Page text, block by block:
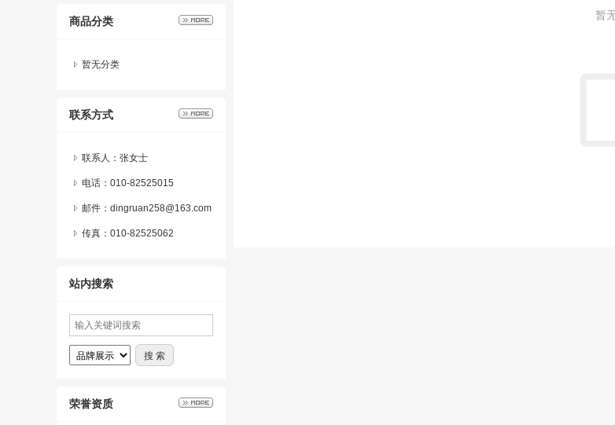
商品分类
暂无分类
联系方式
联系人：张女士
电话：010-82525015
邮件：dingruan258@163.com
传真：010-82525062
站内搜索
荣誉资质
暂